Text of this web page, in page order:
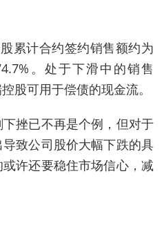
累计合约签约销售额约为
。处于下滑中的销售
股可用于偿债的现金流。
挫已不再是个例，但对于
致公司股价大幅下跌的具
许还要稳住市场信心，减